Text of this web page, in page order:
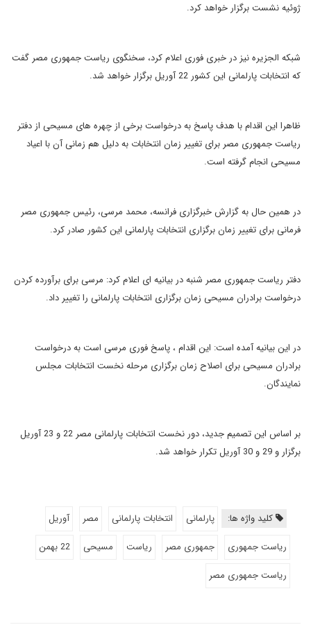
ژوئیه نشست برگزار خواهد کرد.
شبکه الجزیره نیز در خبری فوری اعلام کرد، سخنگوی ریاست جمهوری مصر گفت
که انتخابات پارلمانی این کشور 22 آوریل برگزار خواهد شد.
ظاهرا این اقدام با هدف پاسخ به درخواست برخی از چهره های مسیحی از دفتر
ریاست جمهوری مصر برای تغییر زمان انتخابات به دلیل هم زمانی آن با اعیاد
مسیحی انجام گرفته است.
در همین حال به گزارش خبرگزاری فرانسه، محمد مرسی، رئیس جمهوری مصر
فرمانی برای تغییر زمان برگزاری انتخابات پارلمانی این کشور صادر کرد.
دفتر ریاست جمهوری مصر شنبه در بیانیه ای اعلام کرد: مرسی برای برآورده کردن
درخواست برادران مسیحی زمان برگزاری انتخابات پارلمانی را تغییر داد.
در این بیانیه آمده است: این اقدام ، پاسخ فوری مرسی است به درخواست
برادران مسیحی برای اصلاح زمان برگزاری مرحله نخست انتخابات مجلس
نمایندگان.
بر اساس این تصمیم جدید، دور نخست انتخابات پارلمانی مصر 22 و 23 آوریل
برگزار و 29 و 30 آوریل تکرار خواهد شد.
کلید واژه ها: پارلمانی انتخابات پارلمانی مصر
آوریل
ریاست جمهوری
جمهوری مصر ریاست مسیحی
22 بهمن
ریاست جمهوری مصر